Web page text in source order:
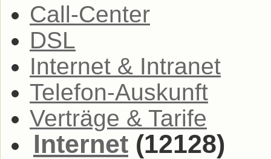
Call-Center
DSL
Internet & Intranet
Telefon-Auskunft
Verträge & Tarife
Internet (12128)